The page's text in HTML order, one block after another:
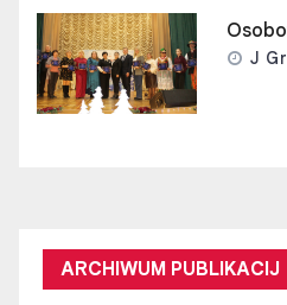
J
ARCHIWUM PUBLIKACIJ